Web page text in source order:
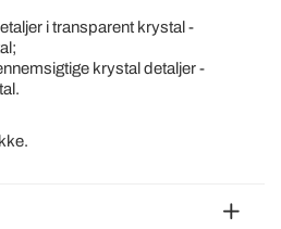
i transparent krystal -
krystal detaljer -